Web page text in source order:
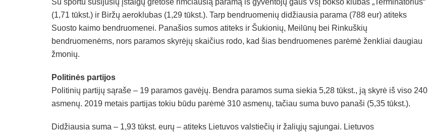
Su sportu susijusių įstaigų gretose rimčiausią paramą iš gyventojų gaus VšĮ bokso klubas „Terminatorius“
(1,71 tūkst.) ir Biržų aeroklubas (1,29 tūkst.). Tarp bendruomenių didžiausia parama (788 eur) atiteks
Suosto kaimo bendruomenei. Panašios sumos atiteks ir Šukionių, Meilūnų bei Rinkuškių
bendruomenėms, nors paramos skyrėjų skaičius rodo, kad šias bendruomenes parėmė ženkliai daugiau
žmonių.
Politinės partijos
Politinių partijų sąraše – 19 paramos gavėjų. Bendra paramos suma siekia 5,28 tūkst., ją skyrė iš viso 240
asmenų. 2019 metais partijas tokiu būdu parėmė 310 asmenų, tačiau suma buvo panaši (5,35 tūkst.).
Didžiausia suma – 1,93 tūkst. eurų – atiteks Lietuvos valstiečių ir žaliųjų sąjungai. Lietuvos